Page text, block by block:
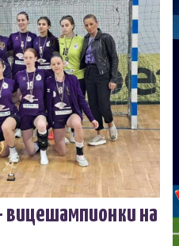
вицешампионки на